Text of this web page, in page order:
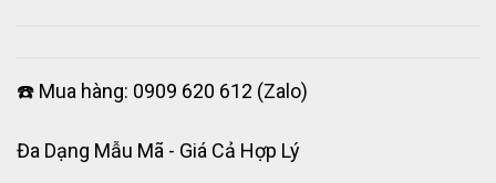
☎️ Mua hàng: 0909 620 612 (Zalo)
Đa Dạng Mẫu Mã - Giá Cả Hợp Lý